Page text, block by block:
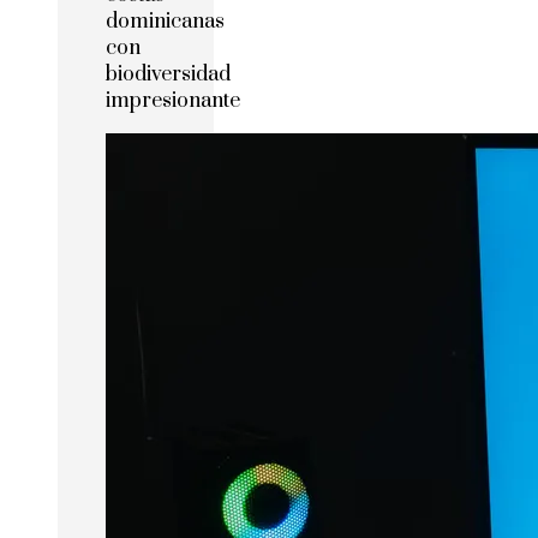
dominicanas
con
biodiversidad
impresionante